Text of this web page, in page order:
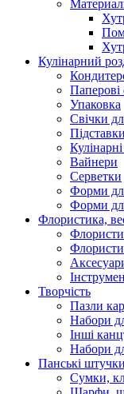
Кулінарний
Упаковка
Свічки
Вайнери
Серветки
Форми
Форми
Флористика,
Творчість
Пазли
Набори
Інші
Набори
Панські штучки
Сумки,